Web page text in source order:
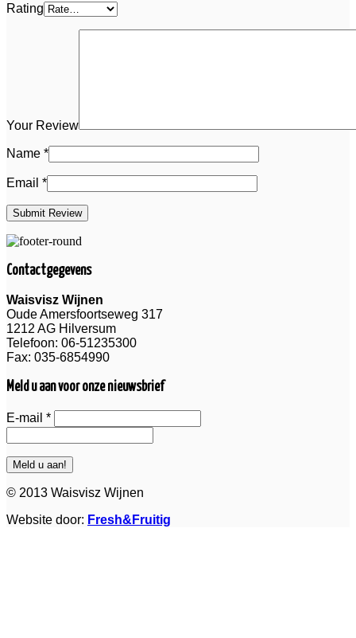
Rating
Your Review
Name *
Email *
Contactgegevens
Waisvisz Wijnen
Oude Amersfoortseweg 317
1212 AG Hilversum
Telefoon: 06-51235300
Fax: 035-6854990
Meld u aan voor onze nieuwsbrief
E-mail *
© 2013 Waisvisz Wijnen
Website door: Fresh&Fruitig